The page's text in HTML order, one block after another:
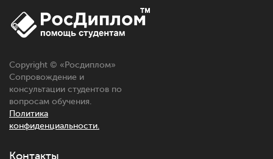
Copyright © « Росдиплом»
Сопровождение и
консультации студентов по
вопросам обучения.
Политика
конфиденциальности.
Контакты